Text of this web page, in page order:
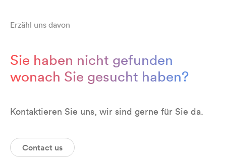
Erzähl uns davon
Sie haben nicht gefunden
wonach Sie gesucht haben?
Kontaktieren Sie uns, wir sind gerne für Sie da.
Contact us